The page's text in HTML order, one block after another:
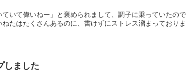
ていて偉いねー」と褒められまして、調子に乗っていた
ねたはたくさんあるのに、書けずにストレス溜まっており
しました